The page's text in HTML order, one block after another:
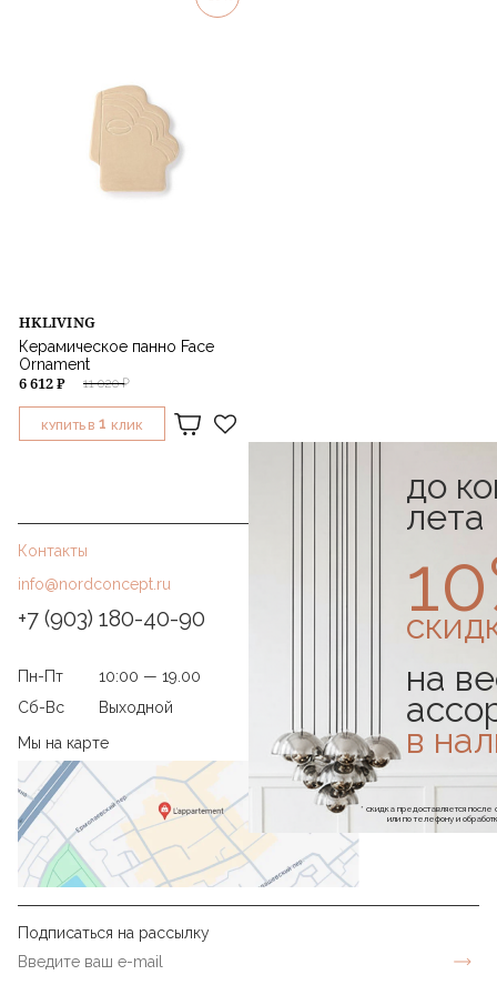
HKLIVING
Керамическое панно Face
Ornament
11 020 ₽
6 612 ₽
КУПИТЬ В 1 КЛИК
до
лета
на
в
* скидка предоставляется
или по телефону и
Контакты
info@nordconcept.ru
+7 (903) 180-40-90
Пн-Пт
10:00 — 19.00
Сб-Вс
Выходной
Мы на карте
Подписаться на рассылку